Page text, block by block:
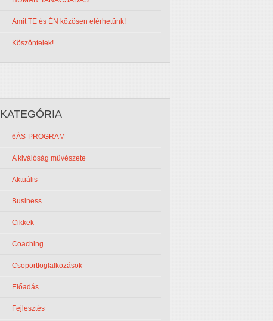
Amit TE és ÉN közösen elérhetünk!
Köszöntelek!
KATEGÓRIA
6ÁS-PROGRAM
A kiválóság művészete
Aktuális
Business
Cikkek
Coaching
Csoportfoglalkozások
Előadás
Fejlesztés